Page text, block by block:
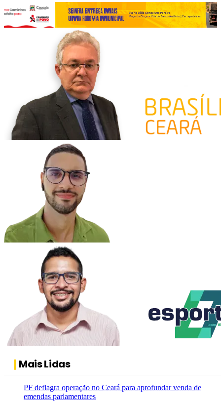
Mais Lidas
PF deflagra operação no Ceará para aprofundar venda de
emendas parlamentares